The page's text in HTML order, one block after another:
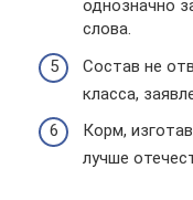
однозначно
слова.
Состав не
класса,
Корм,
лучше